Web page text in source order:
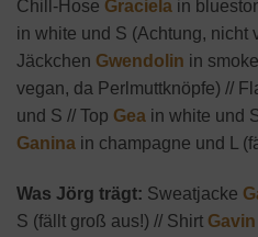
Chill-Hose Graciela in
in white und S (Achtung, nicht
Jäckchen Gwendolin in
vegan, da Perlmuttknöpfe) //
und S // Top Gea in white und
Ganina in champagne und L
Was Jörg trägt: Sweatjacke
S (fällt groß aus!) // Shirt Gavin